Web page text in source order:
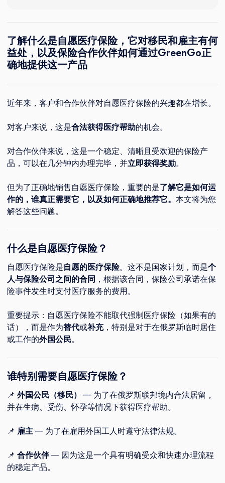
了解什么是自愿医疗保险，它对移民和雇主有何
益处，以及保险合作伙伴如何通过GreenGo正
确地提供这一产品
近年来，客户和合作伙伴对自愿医疗保险的兴趣都在增长。
对客户来说，这是合法获得医疗帮助的机会。
对合作伙伴来说，这是一个稳定、清晰且受欢迎的保险产
品，可以在几分钟内办理完毕，并立即获得奖励。
但为了正确地销售自愿医疗保险，重要的是了解它是如何运
作的，谁真正需要它，以及如何正确地推荐它。 本文将为您
解答这些问题。
什么是自愿医疗保险？
自愿医疗保险是自愿的医疗保险。这不是国家计划，而是个
人与保险公司之间的合同 ，根据该合同，保险公司承诺在保
险事件发生时支付医疗服务的费用。
重要提示：自愿医疗保险不能取代强制医疗保险（如果有的
话），而是作为替代或补充，特别是对于在俄罗斯临时居住
或工作的外国公民。
谁特别需要自愿医疗保险？
📌 外国公民（移民）
— 为了在俄罗斯联邦境内合法居留，
并在生病、受伤、怀孕等情况下获得医疗帮助。
📌 雇主 — 为了在雇用外国工人时遵守法律法规。
📌 合作伙伴— 因为这是一个具有明确受众和快速办理流程
的稳定产品。